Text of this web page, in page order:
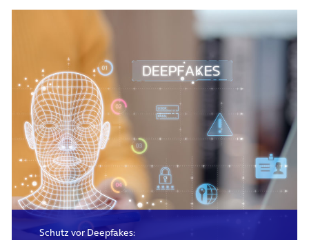
Schutz vor Deepfakes: